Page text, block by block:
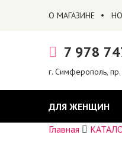
О МАГАЗИНЕ
7 978
г. Симферополь,
ДЛЯ ЖЕНЩИН
Главная